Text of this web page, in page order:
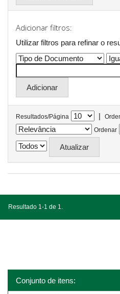
Adicionar filtros:
Utilizar filtros para refinar o
Resultados/Página |
Ordenar
Resultado 1-1 de 1.
Conjunto de itens: